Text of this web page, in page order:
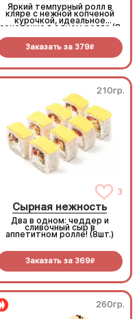
Яркий темпурный ролл в
кляре с нежной копченой
курочкой, идеальное
сочетание в одном ролле (8
Заказать за 379R
210гр.
3
Сырная нежность
Два в одном: чеддер и
сливочный сыр в
аппетитном ролле! (8шт.)
Заказать за 369R
260гр.